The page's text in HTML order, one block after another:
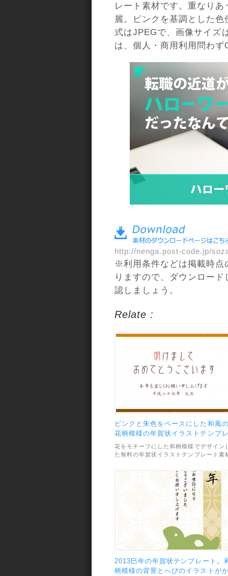
レート素材です。重なり
麗。ピンクを基調とした
式はJPEGで、画像サイズ
は、個人・商用利用問わ
http://nenga.post-code.jp/
※利用条件などは掲載時点
りますので、ダウンロー
認しましょう。
Relate :
ピンクと朱色をベースにした和風
花柄模様の年賀状イラストテンプ
ート
花をモチーフにした和柄模様でデザイン
た無料の年賀状イラストテンプレート素
的でとっても綺麗。和風の年賀状にぴっ
りです。カラーバリエーションはオレン
ベースのものもあって合計2種類。素材の
ファイル形式はJPEGで、画像サイズは
1181×1748pxです。利用範囲について
は、個人・商用利用問わずOKとなってい
2013巳年の年賀状テンプレート。
柄模様の背景とへびのイラストが